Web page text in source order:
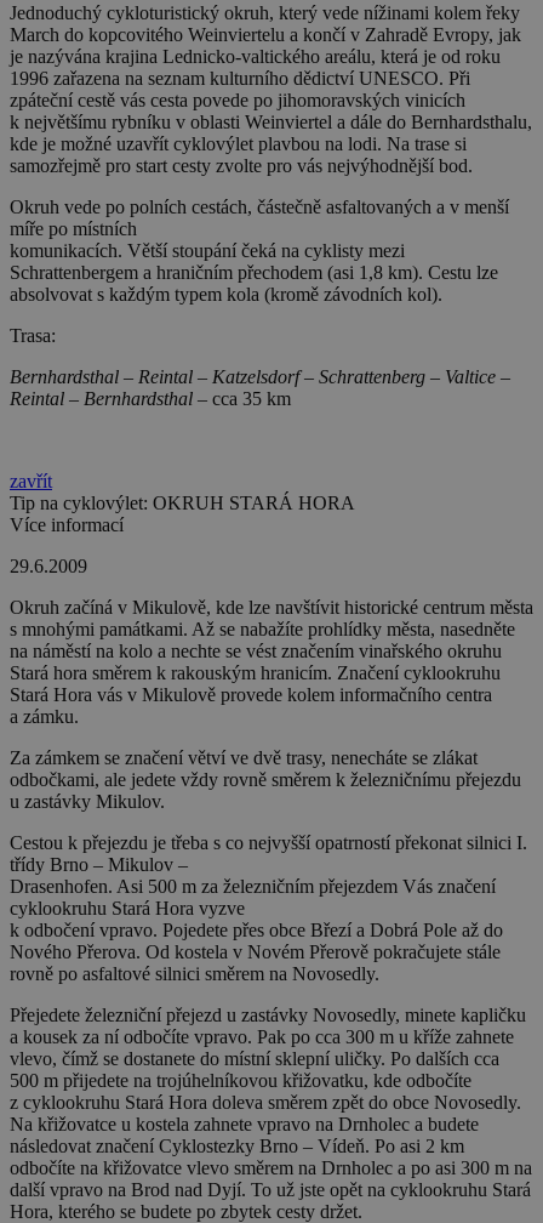
Jednoduchý cykloturistický okruh, který vede nížinami kolem řeky
March do kopcovitého Weinviertelu a končí v Zahradě Evropy, jak
je nazývána krajina Lednicko-valtického areálu, která je od roku
1996 zařazena na seznam kulturního dědictví UNESCO. Při
zpáteční cestě vás cesta povede po jihomoravských vinicích
k největšímu rybníku v oblasti Weinviertel a dále do Bernhardsthalu,
kde je možné uzavřít cyklovýlet plavbou na lodi. Na trase si
samozřejmě pro start cesty zvolte pro vás nejvýhodnější bod.
Okruh vede po polních cestách, částečně asfaltovaných a v menší
míře po místních
komunikacích. Větší stoupání čeká na cyklisty mezi
Schrattenbergem a hraničním přechodem (asi 1,8 km). Cestu lze
absolvovat s každým typem kola (kromě závodních kol).
Trasa:
Bernhardsthal – Reintal – Katzelsdorf – Schrattenberg – Valtice –
Reintal – Bernhardsthal – cca 35 km
zavřít
Tip na cyklovýlet: OKRUH STARÁ HORA
Více informací
29.6.2009
Okruh začíná v Mikulově, kde lze navštívit historické centrum města
s mnohými památkami. Až se nabažíte prohlídky města, nasedněte
na náměstí na kolo a nechte se vést značením vinařského okruhu
Stará hora směrem k rakouským hranicím. Značení cyklookruhu
Stará Hora vás v Mikulově provede kolem informačního centra
a zámku.
Za zámkem se značení větví ve dvě trasy, nenecháte se zlákat
odbočkami, ale jedete vždy rovně směrem k železničnímu přejezdu
u zastávky Mikulov.
Cestou k přejezdu je třeba s co nejvyšší opatrností překonat silnici I.
třídy Brno – Mikulov –
Drasenhofen. Asi 500 m za železničním přejezdem Vás značení
cyklookruhu Stará Hora vyzve
k odbočení vpravo. Pojedete přes obce Březí a Dobrá Pole až do
Nového Přerova. Od kostela v Novém Přerově pokračujete stále
rovně po asfaltové silnici směrem na Novosedly.
Přejedete železniční přejezd u zastávky Novosedly, minete kapličku
a kousek za ní odbočíte vpravo. Pak po cca 300 m u kříže zahnete
vlevo, čímž se dostanete do místní sklepní uličky. Po dalších cca
500 m přijedete na trojúhelníkovou křižovatku, kde odbočíte
z cyklookruhu Stará Hora doleva směrem zpět do obce Novosedly.
Na křižovatce u kostela zahnete vpravo na Drnholec a budete
následovat značení Cyklostezky Brno – Vídeň. Po asi 2 km
odbočíte na křižovatce vlevo směrem na Drnholec a po asi 300 m na
další vpravo na Brod nad Dyjí. To už jste opět na cyklookruhu Stará
Hora, kterého se budete po zbytek cesty držet.